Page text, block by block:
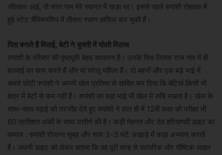
जीतकर आई, तो सारा गाम मेरे स्वागत में खड़ा था। इससे पहले रुपांशी रोहतक में
हुई स्टेट चैंपियनशिप में तीसरा स्थान हासिल कर चुकी हैं।
पिता बनाते हैं मिठाई, बेटी ने कुश्ती में घोली मिठास
रुपांशी के परिवार की पृष्ठभूमि बेहद साधारण है। उनके पिता तिलक राज गांव में ही
हलवाई का काम करते हैं और मां घरेलू महिला हैं। दो बहनों और एक बड़े भाई में
सबसे छोटी रुपांशी ने अपनी खेल प्रतिभा से साबित कर दिया कि बेटियां किसी भी
क्षेत्र में बेटों से कम नहीं हैं। रुपांशी का बड़ा भाई भी खेल में रुचि रखता है। खेल के
साथ-साथ पढ़ाई को तरजीह देते हुए रुपांशी ने हाल ही में 12वीं कक्षा की परीक्षा भी
60 प्रतिशत अंकों के साथ उत्तीर्ण की है। कड़ी मेहनत और ठेठ हरियाणवी डाइट का
कमाल : रुपांशी रोजाना सुबह और शाम 3-3 घंटे अखाड़े में कड़ा अभ्यास करती
हैं। अपनी डाइट को लेकर बताया कि वह पूरी तरह से पारंपरिक और पौष्टिक आहार